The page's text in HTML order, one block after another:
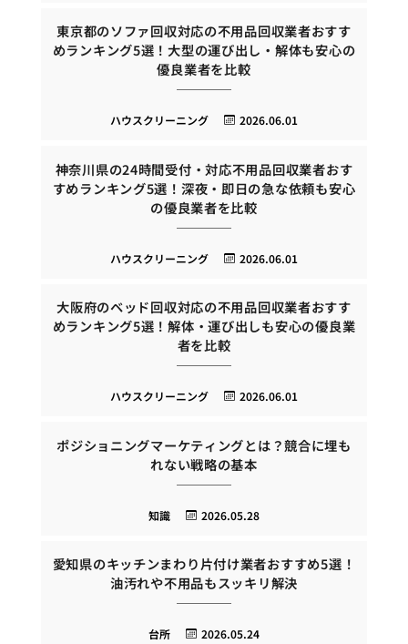
東京都のソファ回収対応の不用品回収業者おすす
めランキング5選！大型の運び出し・解体も安心の
優良業者を比較
2026.06.01
ハウスクリーニング
神奈川県の24時間受付・対応不用品回収業者おす
すめランキング5選！深夜・即日の急な依頼も安心
の優良業者を比較
2026.06.01
ハウスクリーニング
大阪府のベッド回収対応の不用品回収業者おすす
めランキング5選！解体・運び出しも安心の優良業
者を比較
2026.06.01
ハウスクリーニング
ポジショニングマーケティングとは？競合に埋も
れない戦略の基本
2026.05.28
知識
愛知県のキッチンまわり片付け業者おすすめ5選！
油汚れや不用品もスッキリ解決
2026.05.24
台所